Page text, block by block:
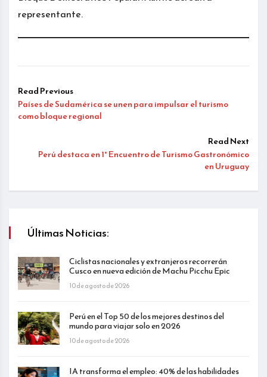
representante.
Read Previous
Países de Sudamérica se unen para impulsar el turismo
como bloque regional
Read Next
Perú destaca en 1° Encuentro de Turismo Gastronómico
en Uruguay
Últimas Noticias:
Ciclistas nacionales y extranjeros recorrerán
Cusco en nueva edición de Machu Picchu Epic
10 de agosto de 2026
Perú en el Top 50 de los mejores destinos del
mundo para viajar solo en 2026
10 de agosto de 2026
IA transforma el empleo: 40% de las habilidades